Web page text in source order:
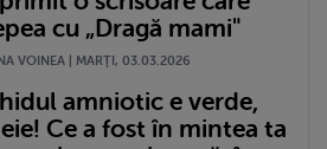
cu „Dragă mami"
VOINEA | MARŢI, 03.03.2026
amniotic e verde,
Ce a fost în mintea ta